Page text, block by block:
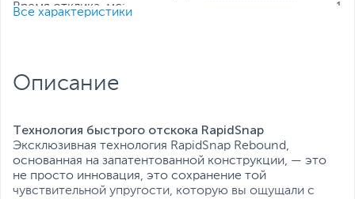
Время отклика, мс:
1
колесико-кнопку:
Все характеристики
Все характеристики
Описание
Технология быстрого отскока RapidSnap
Эксклюзивная технология RapidSnap Rebound,
основанная на запатентованной конструкции, — это
не просто инновация, это сохранение той
чувствительной упругости, которую вы ощущали с